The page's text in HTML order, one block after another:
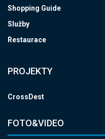
Shopping Guide
Služby
Restaurace
PROJEKTY
CrossDest
FOTO&VIDEO